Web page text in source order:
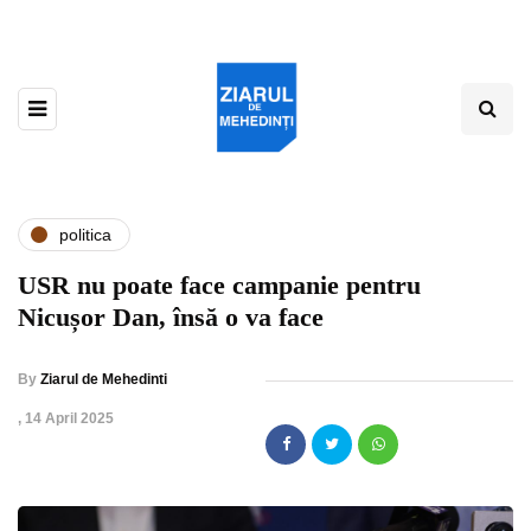
politica
USR nu poate face campanie pentru
Nicușor Dan, însă o va face
By Ziarul de Mehedinti
, 14 April 2025